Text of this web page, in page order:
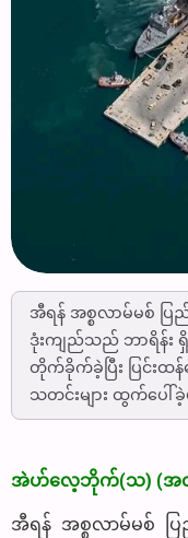
အီရန် အစ္စလာမ်မစ် ပြ
ဒုံးကျည်သည် ဘာရိန်း
တိုက်ခိုက်ခဲ့ပြီး ပြင်းထန်
သတင်းများ ထွက်ပေါ်
အဲဟ်လေ့ဘိုက်(သ) (အလိုင်
အီရန် အစ္စလာမ်မစ် ပ